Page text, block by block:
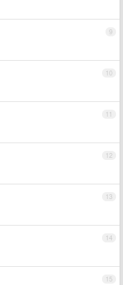
9
10
11
12
13
14
15